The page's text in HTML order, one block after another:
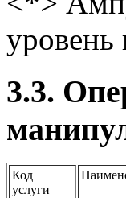
уровень
3.3.
Код
услуги